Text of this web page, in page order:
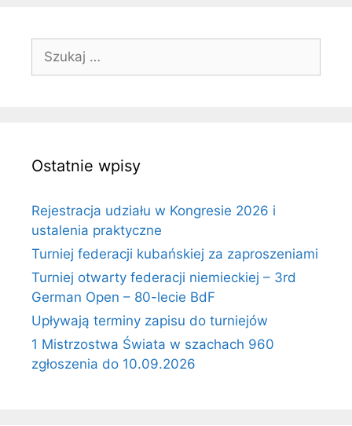
Ostatnie wpisy
Rejestracja udziału w Kongresie 2026 i
ustalenia praktyczne
Turniej federacji kubańskiej za zaproszeniami
Turniej otwarty federacji niemieckiej – 3rd
German Open – 80-lecie BdF
Upływają terminy zapisu do turniejów
1 Mistrzostwa Świata w szachach 960
zgłoszenia do 10.09.2026